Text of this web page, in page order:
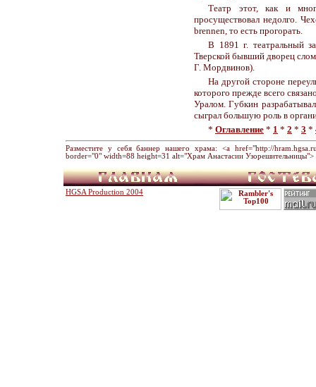
Театр этот, как и
просуществовал недолго.
brennen, то есть прогорать.
В 1891 г. театральный
Тверской бывший дворец
Г. Мордвинов).
На другой стороне
которого прежде всего
Уралом. Губкин
сыграл большую роль в
* Оглавление * 1 * 2 * 3 *
Разместите у себя баннер нашего храма: <a href="http://
border="0" width=88 height=31 alt="Храм Анастасии Узорешительницы">
HGSA Production 2004